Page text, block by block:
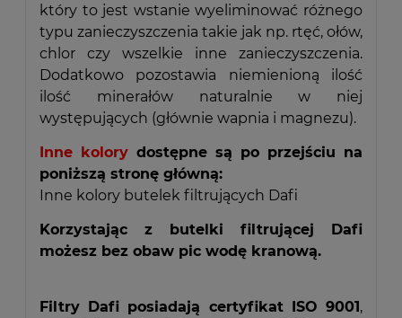
który to jest wstanie wyeliminować różnego
typu zanieczyszczenia takie jak np. rtęć, ołów,
chlor czy wszelkie inne zanieczyszczenia.
Dodatkowo pozostawia niemienioną ilość
ilość minerałów naturalnie w niej
występujących (głównie wapnia i magnezu).
Inne kolory dostępne są po przejściu na
poniższą stronę główną:
Inne kolory butelek filtrujących Dafi
Korzystając z butelki filtrującej Dafi
możesz bez obaw pic wodę kranową.
Filtry Dafi posiadają certyfikat ISO 9001,